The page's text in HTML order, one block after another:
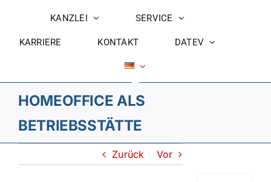
KANZLEI SERVICE
KARRIERE KONTAKT DATEV
HOMEOFFICE ALS
BETRIEBSSTÄTTE
Zurück Vor